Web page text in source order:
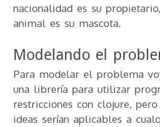
nacionalidad es su
animal es su mascota.
Modelando el
Para modelar el problema
una librería para utilizar
restricciones con clojure,
ideas serían aplicables a